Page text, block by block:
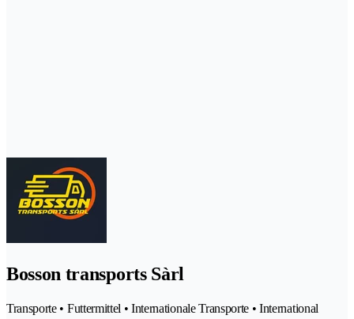
Bosson transports Sàrl
Transporte • Futtermittel • Internationale Transporte • International